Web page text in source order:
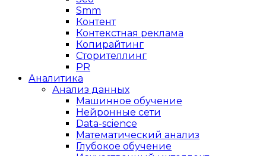
Smm
Контент
Контекстная реклама
Копирайтинг
Сторителлинг
PR
Аналитика
Анализ данных
Машинное обучение
Нейронные сети
Data-science
Математический анализ
Глубокое обучение